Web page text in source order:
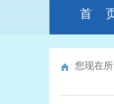
首
您现在